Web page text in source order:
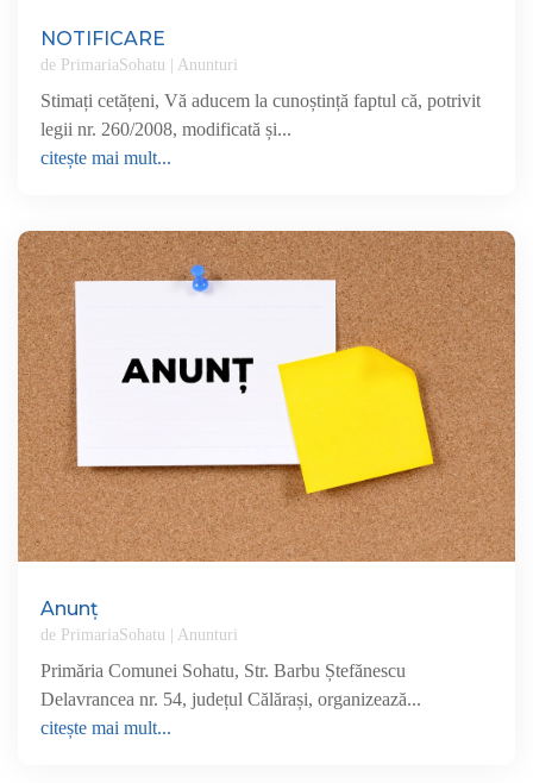
NOTIFICARE
de PrimariaSohatu Anunturi
Stimați cetățeni, Vă aducem la cunoștință faptul că, potrivit
legii nr. 260/2008, modificată și...
citește mai mult...
Anunț
de PrimariaSohatu Anunturi
Primăria Comunei Sohatu, Str. Barbu Ștefănescu
Delavrancea nr. 54, județul Călărași, organizează...
citește mai mult...